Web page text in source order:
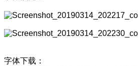
字体下载：